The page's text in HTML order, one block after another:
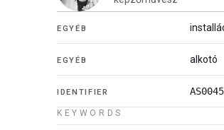
EGYÉB
EGYÉB alkotó
IDENTIFIER
KEYWORDS